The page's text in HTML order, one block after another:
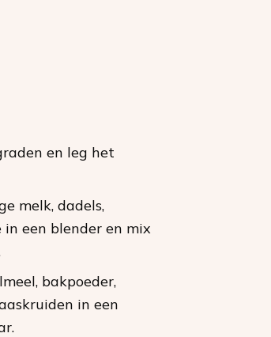
en leg het
melk, dadels,
in een blender en mix
bakpoeder,
in een